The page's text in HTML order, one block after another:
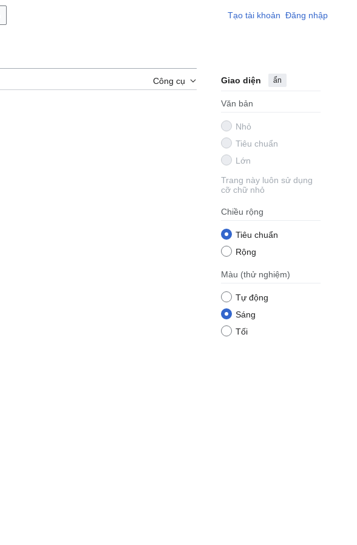
Tạo tài khoản Đăng nhập
Công cụ Giao diện ẩn
Văn bản
Nhỏ
Tiêu chuẩn
Lớn
Trang này luôn sử dụng
cỡ chữ nhỏ
Chiều rộng
Tiêu chuẩn
Rộng
Màu (thử nghiệm)
Tự động
Sáng
Tối